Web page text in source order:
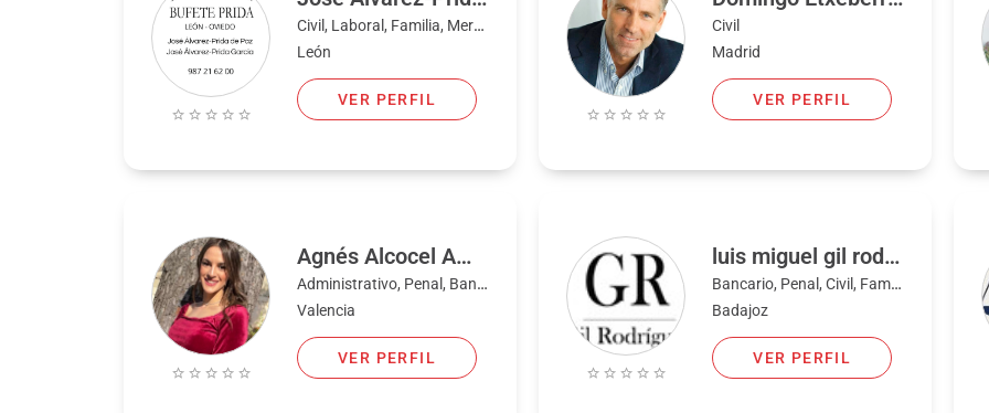
Civil, Laboral, Familia, Mercantil, Penal
León
VER PERFIL
Civil
Madrid
VER PERFIL
Agnés Alcocel Amat
Administrativo, Penal, Bancario, Civil, Familia, Laboral, Extranjería y nacionalidad
Valencia
VER PERFIL
luis miguel gil rodriguez
Bancario, Penal, Civil, Familia
Badajoz
VER PERFIL